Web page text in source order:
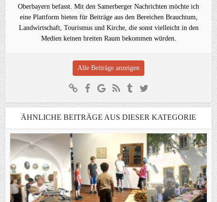
Oberbayern befasst. Mit den Samerberger Nachrichten möchte ich
eine Plattform bieten für Beiträge aus den Bereichen Brauchtum,
Landwirtschaft, Tourismus und Kirche, die sonst vielleicht in den
Medien keinen breiten Raum bekommen würden.
Alle Beiträge anzeigen
ÄHNLICHE BEITRÄGE AUS DIESER KATEGORIE